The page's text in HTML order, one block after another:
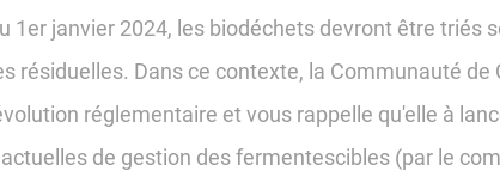
1er janvier 2024, les biodéchets devront être triés
résiduelles. Dans ce contexte, la Communauté
réglementaire et vous rappelle qu'elle à
de gestion des fermentescibles (par le